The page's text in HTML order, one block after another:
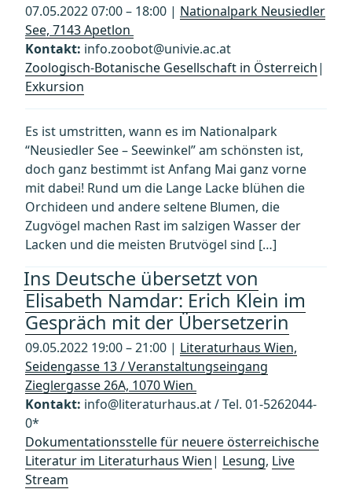
07.05.2022 07:00 – 18:00 | Nationalpark Neusiedler
See, 7143 Apetlon
Kontakt: info.zoobot@univie.ac.at
Zoologisch-Botanische Gesellschaft in Österreich|
Exkursion
Es ist umstritten, wann es im Nationalpark
“Neusiedler See – Seewinkel” am schönsten ist,
doch ganz bestimmt ist Anfang Mai ganz vorne
mit dabei! Rund um die Lange Lacke blühen die
Orchideen und andere seltene Blumen, die
Zugvögel machen Rast im salzigen Wasser der
Lacken und die meisten Brutvögel sind […]
Ins Deutsche übersetzt von
Elisabeth Namdar: Erich Klein im
Gespräch mit der Übersetzerin
09.05.2022 19:00 – 21:00 | Literaturhaus Wien,
Seidengasse 13 / Veranstaltungseingang
Zieglergasse 26A, 1070 Wien
Kontakt: info@literaturhaus.at / Tel. 01-5262044-
0*
Dokumentationsstelle für neuere österreichische
Literatur im Literaturhaus Wien| Lesung, Live
Stream